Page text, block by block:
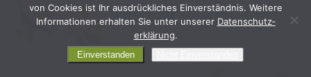
von Cookies ist Ihr ausdrückliches Einverständnis. Weitere
Informationen erhalten Sie unter unserer Daten­schutz­
erklärung.
Einverstanden